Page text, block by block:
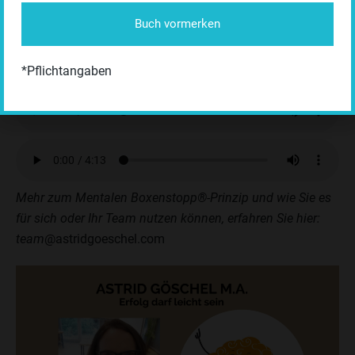
liegt, am lautesten oder schnellsten zu sein, sondern
üben.
Mehr zum Mentalen Boxenstopp®-Prinzip und wie Sie es
für sich oder Ihr Team nutzen können, erfahren Sie hier:
team@astridgoeschel.com
Buch vormerken
*Pflichtangaben